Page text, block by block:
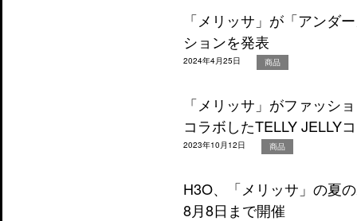
「メリッサ」が「アンダ
ションを発表
2024年4月25日 商品
「メリッサ」がファッシ
コラボしたTELLY JELLY
2023年10月12日 商品
H3O、「メリッサ」の夏
8月8日まで開催